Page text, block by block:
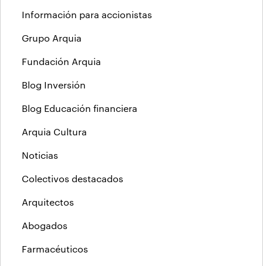
Información para accionistas
Grupo Arquia
Fundación Arquia
Blog Inversión
Blog Educación financiera
Arquia Cultura
Noticias
Colectivos destacados
Arquitectos
Abogados
Farmacéuticos